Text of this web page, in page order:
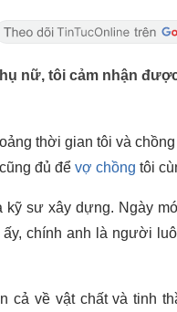
nữ, tôi cảm nhận
thời gian tôi và
đủ để vợ chồng tôi
kỹ sư xây dựng. Ngày
chính anh là người
cả về vật chất và tinh